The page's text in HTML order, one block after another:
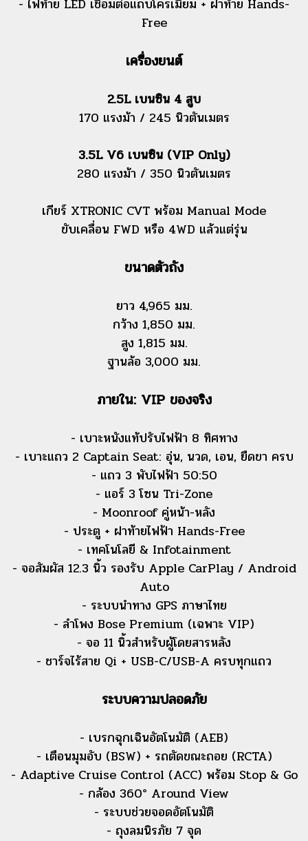
Free
เครื่องยนต์
2.5L เบนซิน 4 สูบ
170 แรงม้า / 245 นิวตันเมตร
3.5L V6 เบนซิน (VIP Only)
280 แรงม้า / 350 นิวตันเมตร
เกียร์ XTRONIC CVT พร้อม Manual Mode
ขับเคลื่อน FWD หรือ 4WD แล้วแต่รุ่น
ขนาดตัวถัง
ยาว 4,965 มม.
กว้าง 1,850 มม.
สูง 1,815 มม.
ฐานล้อ 3,000 มม.
ภายใน: VIP ของจริง
- เบาะหนังแท้ปรับไฟฟ้า 8 ทิศทาง
- เบาะแถว 2 Captain Seat: อุ่น, นวด, เอน, ยืดขา ครบ
- แถว 3 พับไฟฟ้า 50:50
- แอร์ 3 โซน Tri-Zone
- Moonroof คู่หน้า-หลัง
- ประตู + ฝาท้ายไฟฟ้า Hands-Free
- เทคโนโลยี & Infotainment
- จอสัมผัส 12.3 นิ้ว รองรับ Apple CarPlay / Android
Auto
- ระบบนำทาง GPS ภาษาไทย
- ลำโพง Bose Premium (เฉพาะ VIP)
- จอ 11 นิ้วสำหรับผู้โดยสารหลัง
- ชาร์จไร้สาย Qi + USB-C/USB-A ครบทุกแถว
ระบบความปลอดภัย
- เบรกฉุกเฉินอัตโนมัติ (AEB)
- เตือนมุมอับ (BSW) + รถตัดขณะถอย (RCTA)
- Adaptive Cruise Control (ACC) พร้อม Stop & Go
- กล้อง 360° Around View
- ระบบช่วยจอดอัตโนมัติ
- ถุงลมนิรภัย 7 จุด